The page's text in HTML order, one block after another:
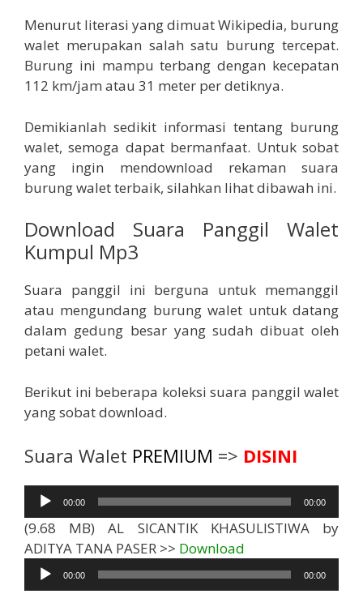
Menurut literasi yang dimuat Wikipedia, burung
walet merupakan salah satu burung tercepat.
Burung ini mampu terbang dengan kecepatan
112 km/jam atau 31 meter per detiknya.
Demikianlah sedikit informasi tentang burung
walet, semoga dapat bermanfaat. Untuk sobat
yang ingin mendownload rekaman suara
burung walet terbaik, silahkan lihat dibawah ini.
Download Suara Panggil Walet
Kumpul Mp3
Suara panggil ini berguna untuk memanggil
atau mengundang burung walet untuk datang
dalam gedung besar yang sudah dibuat oleh
petani walet.
Berikut ini beberapa koleksi suara panggil walet
yang sobat download.
Suara Walet PREMIUM => DISINI
Pemutar
Audio
00:00 00:00
(9.68 MB) AL SICANTIK KHASULISTIWA by
ADITYA TANA PASER >> Download
Audio
00:00 00:00